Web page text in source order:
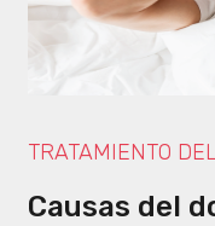
TRATAMIENTO
Causas del